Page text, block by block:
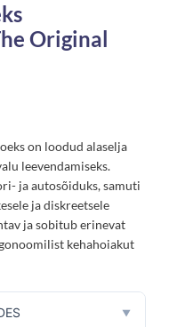
Original
on loodud alaselja
leevendamiseks.
ja autosõiduks, samuti
ja diskreetsele
ja sobitub erinevat
kehahoiakut
▼